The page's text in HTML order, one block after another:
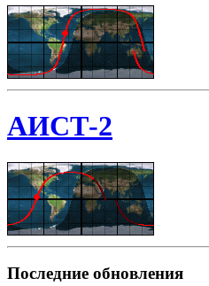
АИСТ-2
Последние обновления